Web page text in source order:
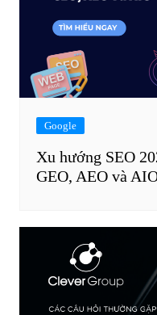
Google
Xu hướng SEO
GEO, AEO và